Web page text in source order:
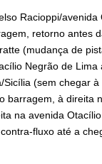
Racioppi/
retorno antes
(mudança de
Negrão de
(sem chegar
barragem, à direita
na avenida
fluxo até a